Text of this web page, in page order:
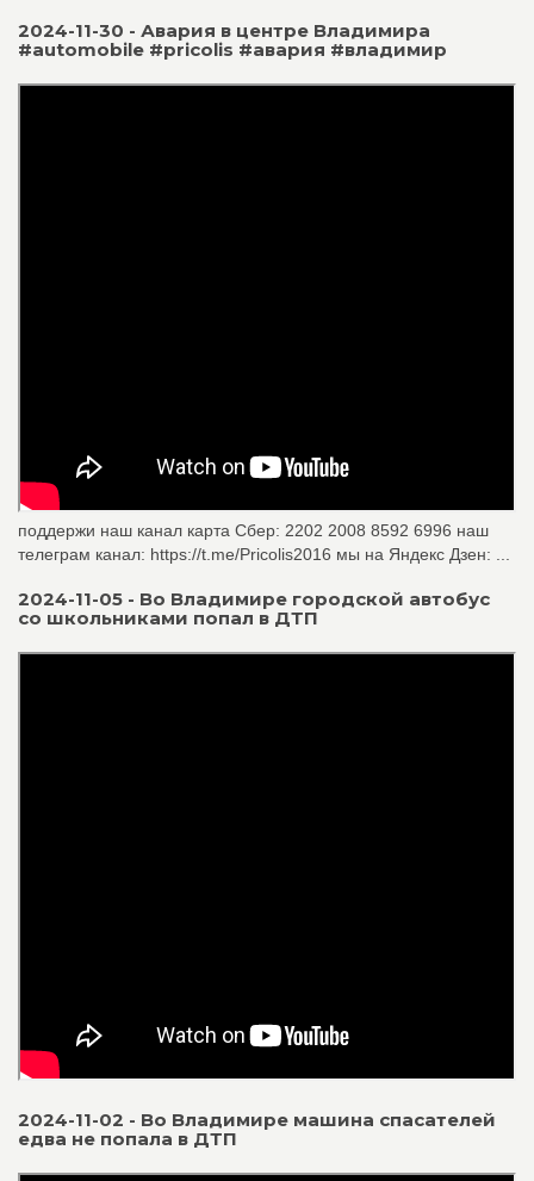
2024-11-30 - Авария в центре Владимира
#automobile #pricolis #авария #владимир
поддержи наш канал карта Сбер: 2202 2008 8592 6996 наш
телеграм канал: https://t.me/Pricolis2016 мы на Яндекс Дзен: ...
2024-11-05 - Во Владимире городской автобус
со школьниками попал в ДТП
2024-11-02 - Во Владимире машина спасателей
едва не попала в ДТП